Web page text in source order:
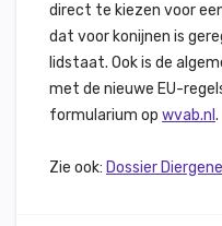
direct te kiezen voor
dat voor konijnen is
lidstaat. Ook is de
met de nieuwe EU-
formularium op wvab.nl .
Zie ook: Dossier